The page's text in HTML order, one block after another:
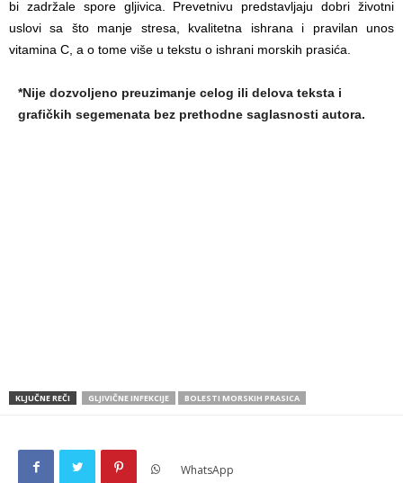
bi zadržale spore gljivica. Prevetnivu predstavljaju dobri životni
uslovi sa što manje stresa, kvalitetna ishrana i pravilan unos
vitamina C, a o tome više u tekstu o ishrani morskih prasića.
*Nije dozvoljeno preuzimanje celog ili delova teksta i
grafičkih segemenata bez prethodne saglasnosti autora.
KLJUČNE REČI GLJIVIČNE INFEKCIJE BOLESTI MORSKIH PRASICA
WhatsApp